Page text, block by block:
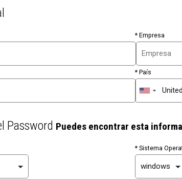
* Empresa
* País
Password Puedes encontrar esta
* Sistema